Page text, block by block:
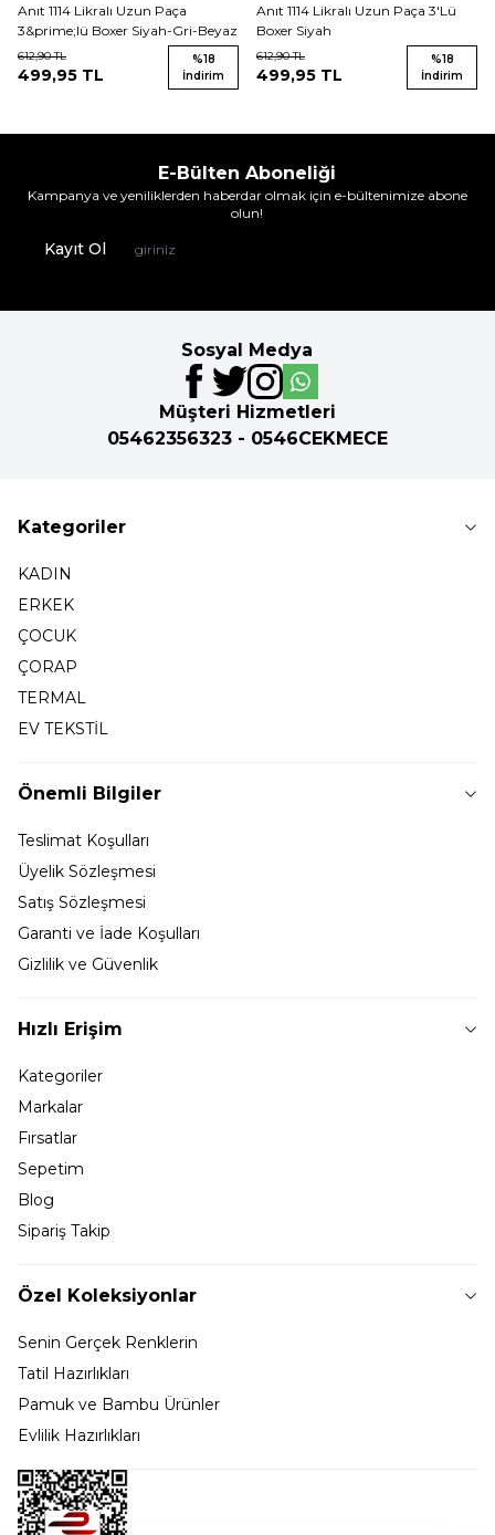
Anıt 1114 Likralı Uzun Paça
3&prime;lü Boxer Siyah-Gri-Beyaz
612,90TL
499,95 TL
%18
İndirim
Anıt 1114 Likralı Uzun Paça 3'Lü
Boxer Siyah
612,90TL
499,95 TL
%18
İndirim
E-Bülten Aboneliği
Kampanya ve yeniliklerden haberdar olmak için e-bültenimize abone
olun!
Kayıt Ol
Sosyal Medya
Müşteri Hizmetleri
05462356323 - 0546CEKMECE
Kategoriler
KADIN
ERKEK
ÇOCUK
ÇORAP
TERMAL
EV TEKSTİL
Önemli Bilgiler
Teslimat Koşulları
Üyelik Sözleşmesi
Satış Sözleşmesi
Garanti ve İade Koşulları
Gizlilik ve Güvenlik
Hızlı Erişim
Kategoriler
Markalar
Fırsatlar
Sepetim
Blog
Sipariş Takip
Özel Koleksiyonlar
Senin Gerçek Renklerin
Tatil Hazırlıkları
Pamuk ve Bambu Ürünler
Evlilik Hazırlıkları